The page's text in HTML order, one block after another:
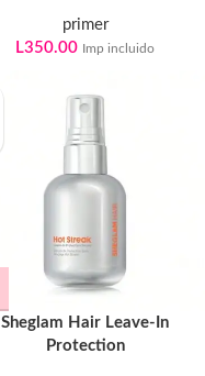
primer
L350.00 Imp incluido
Sheglam Hair Leave-In
Protection